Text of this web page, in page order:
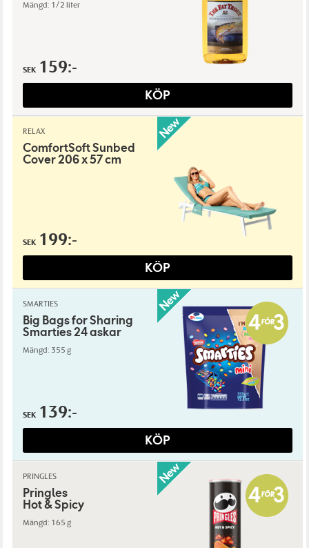
Mängd: 1/2 liter
SEK 159:-
KÖP
RELAX
ComfortSoft Sunbed
Cover 206 x 57 cm
SEK 199:-
KÖP
SMARTIES
Big Bags for Sharing
Smarties 24 askar
Mängd: 355 g
SEK 139:-
KÖP
PRINGLES
Pringles
Hot & Spicy
Mängd: 165 g